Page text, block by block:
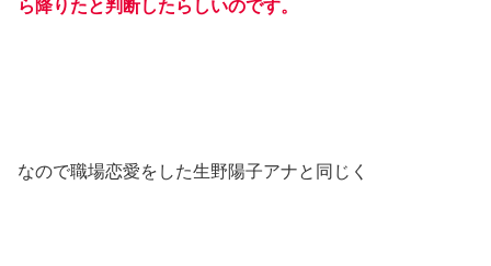
ら降りたと判断したらしいのです。
なので職場恋愛をした生野陽子アナと同じく